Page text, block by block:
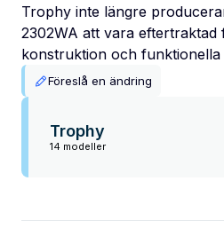
Trophy inte längre
2302WA att vara
konstruktion och funktionella
Föreslå en ändring
Trophy
14 modeller